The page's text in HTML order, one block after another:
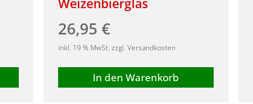
26,95 €
inkl. 19 % MwSt. zzgl. Versandkosten
In den Warenkorb